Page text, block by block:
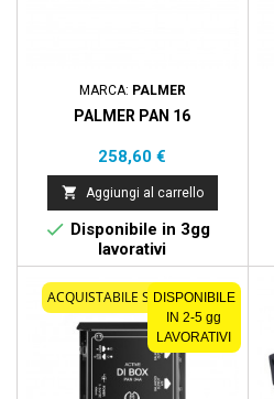
MARCA: PALMER
PALMER PAN 16
Prezzo
258,60 €
 Aggiungi al carrello
 Disponibile in 3gg
lavorativi
ACQUISTABILE SOLO ONLINE
DISPONIBILE
IN 2-5 gg
LAVORATIVI